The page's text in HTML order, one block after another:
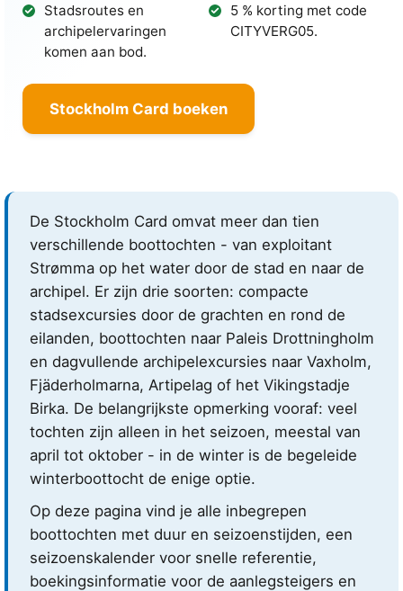
Stadsroutes en
archipelervaringen
komen aan bod.
5 % korting met code
CITYVERG05.
Stockholm Card boeken
De Stockholm Card omvat meer dan tien
verschillende boottochten - van exploitant
Strømma op het water door de stad en naar de
archipel. Er zijn drie soorten: compacte
stadsexcursies door de grachten en rond de
eilanden, boottochten naar Paleis Drottningholm
en dagvullende archipelexcursies naar Vaxholm,
Fjäderholmarna, Artipelag of het Vikingstadje
Birka. De belangrijkste opmerking vooraf: veel
tochten zijn alleen in het seizoen, meestal van
april tot oktober - in de winter is de begeleide
winterboottocht de enige optie.
Op deze pagina vind je alle inbegrepen
boottochten met duur en seizoenstijden, een
seizoenskalender voor snelle referentie,
boekingsinformatie voor de aanlegsteigers en